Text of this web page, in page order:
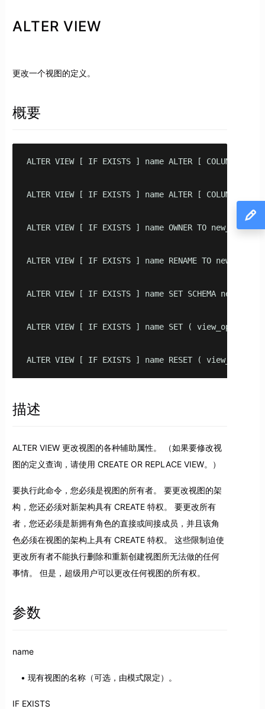
ALTER VIEW
更改一个视图的定义。
概要
ALTER VIEW [ IF EXISTS ] name ALTER [ COLUMN ]
ALTER VIEW [ IF EXISTS ] name ALTER [ COLUMN ]
ALTER VIEW [ IF EXISTS ] name OWNER TO new_owner
ALTER VIEW [ IF EXISTS ] name RENAME TO new_name
ALTER VIEW [ IF EXISTS ] name SET SCHEMA
ALTER VIEW [ IF EXISTS ] name SET (
ALTER VIEW [ IF EXISTS ] name RESET (
描述
ALTER VIEW 更改视图的各种辅助属性。 （如果要修改视
图的定义查询，请使用 CREATE OR REPLACE VIEW。）
要执行此命令，您必须是视图的所有者。 要更改视图的架
构，您还必须对新架构具有 CREATE 特权。 要更改所有
者，您还必须是新拥有角色的直接或间接成员，并且该角
色必须在视图的架构上具有 CREATE 特权。 这些限制迫使
更改所有者不能执行删除和重新创建视图所无法做的任何
事情。 但是，超级用户可以更改任何视图的所有权。
参数
name
现有视图的名称（可选，由模式限定）。
IF EXISTS